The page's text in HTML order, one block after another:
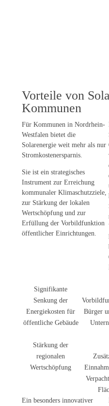
Vorteile von
Kommunen
Für Kommunen in Nordrhein-
Westfalen bietet die
Solarenergie weit mehr als nur
Stromkostenersparnis.
Sie ist ein strategisches
Instrument zur Erreichung
kommunaler Klimaschutzziele,
zur Stärkung der lokalen
Wertschöpfung und zur
Erfüllung der Vorbildfunktion
öffentlicher Einrichtungen.
Signifikante
Senkung der
Energiekosten für
öffentliche Gebäude
Stärkung der
regionalen
Wertschöpfung
Bürger
Ein besonders innovativer